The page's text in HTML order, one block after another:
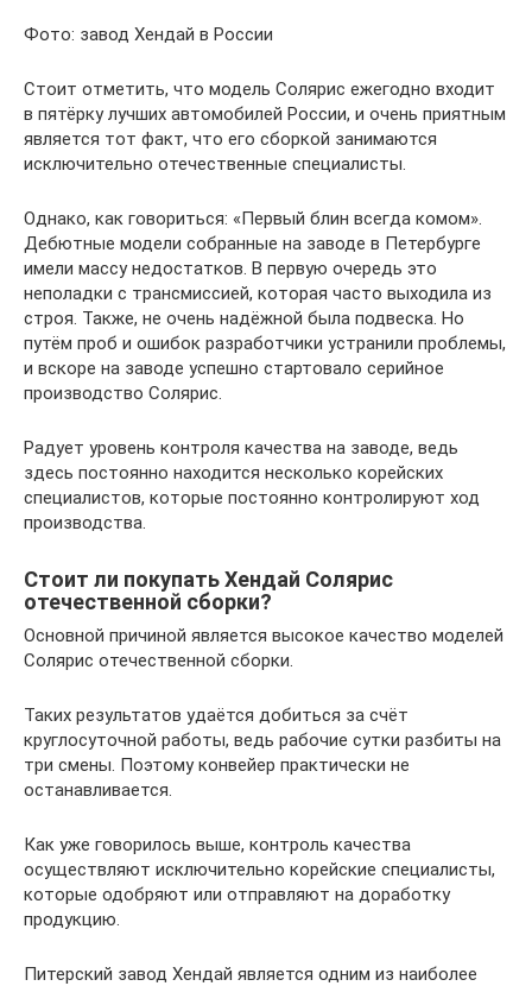
Фото: завод Хендай в России
Стоит отметить, что модель Солярис ежегодно входит
в пятёрку лучших автомобилей России, и очень приятным
является тот факт, что его сборкой занимаются
исключительно отечественные специалисты.
Однако, как говориться: «Первый блин всегда комом».
Дебютные модели собранные на заводе в Петербурге
имели массу недостатков. В первую очередь это
неполадки с трансмиссией, которая часто выходила из
строя. Также, не очень надёжной была подвеска. Но
путём проб и ошибок разработчики устранили проблемы,
и вскоре на заводе успешно стартовало серийное
производство Солярис.
Радует уровень контроля качества на заводе, ведь
здесь постоянно находится несколько корейских
специалистов, которые постоянно контролируют ход
производства.
Стоит ли покупать Хендай Солярис
отечественной сборки?
Основной причиной является высокое качество моделей
Солярис отечественной сборки.
Таких результатов удаётся добиться за счёт
круглосуточной работы, ведь рабочие сутки разбиты на
три смены. Поэтому конвейер практически не
останавливается.
Как уже говорилось выше, контроль качества
осуществляют исключительно корейские специалисты,
которые одобряют или отправляют на доработку
продукцию.
Питерский завод Хендай является одним из наиболее